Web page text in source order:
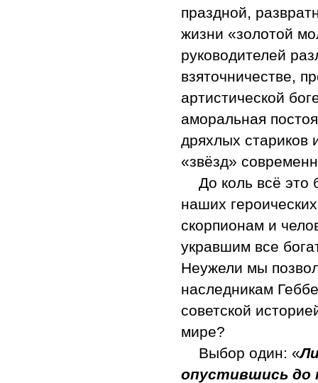
праздной,
жизни «золотой
руководителей
взяточничестве,
артистической
аморальная
дряхлых
«звёзд»
До коль всё это
наших
скорпионам и
укравшим все
Неужели мы
наследникам
советской
мире?
Выбор один: «
опустившись до